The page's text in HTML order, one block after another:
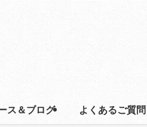
ス＆ブログ よくあるご質問